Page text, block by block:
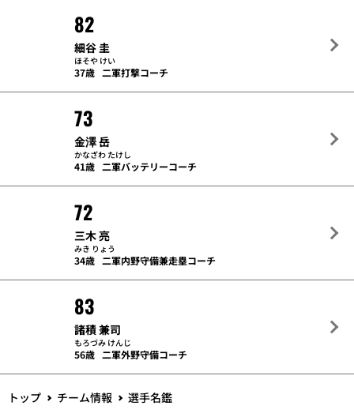
82
細谷 圭
ほそや けい
37歳 二軍打撃コーチ
73
金澤 岳
かなざわ たけし
41歳 二軍バッテリーコーチ
72
三木 亮
みき りょう
34歳 二軍内野守備兼走塁コーチ
83
諸積 兼司
もろづみ けんじ
56歳 二軍外野守備コーチ
トップ チーム情報 選手名鑑